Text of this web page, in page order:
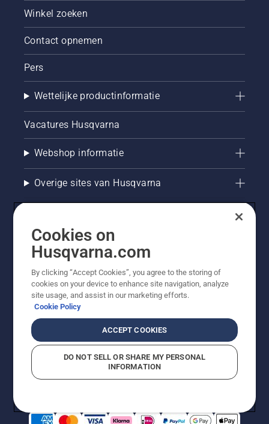
een paar
centimeter
van de
boomstam
komen.
de
boomstam
geeft
aan dat
werkt.
Winkel zoeken
Contact opnemen
Pers
Wettelijke productinformatie
Vacatures Husqvarna
Webshop informatie
Overige sites van Husqvarna
© Husqvarna AB (publ). Alle rechten voorbehouden. De
getoonde prijzen zijn consumentenadviesprijzen. Alle
vermelde prijzen zijn adviesverkoopprijzen (incl. BTW),
tenzij het product beschikbaar is voor directe aankoop.
CookiebeleidGebruiksvoorwaarden Privacyverklaring
BedrijfsgegevensReport Suspected Violations
Cookies on
Husqvarna.com
By clicking “Accept Cookies”, you agree to the storing of
cookies on your device to enhance site navigation, analyze
site usage, and assist in our marketing efforts.
Cookie Policy
ACCEPT COOKIES
DO NOT SELL OR SHARE MY PERSONAL
INFORMATION